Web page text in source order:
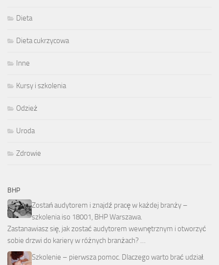
Dieta
Dieta cukrzycowa
Inne
Kursy i szkolenia
Odzież
Uroda
Zdrowie
BHP
Zostań audytorem i znajdź pracę w każdej branży –
szkolenia iso 18001, BHP Warszawa.
Zastanawiasz się, jak zostać audytorem wewnętrznym i otworzyć
sobie drzwi do kariery w różnych branżach? …
Szkolenie – pierwsza pomoc. Dlaczego warto brać udział.